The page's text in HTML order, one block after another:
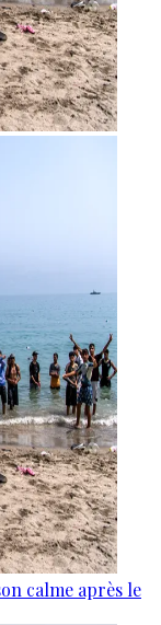
calme après le